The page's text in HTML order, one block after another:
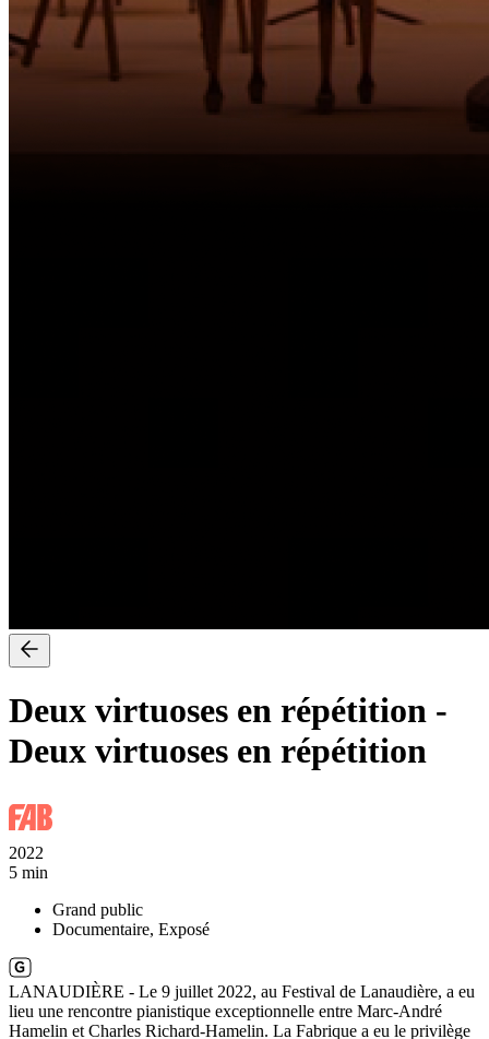
Deux virtuoses en répétition -
Deux virtuoses en répétition
2022
5 min
Grand public
Documentaire, Exposé
LANAUDIÈRE - Le 9 juillet 2022, au Festival de Lanaudière, a eu
lieu une rencontre pianistique exceptionnelle entre Marc-André
Hamelin et Charles Richard-Hamelin. La Fabrique a eu le privilège